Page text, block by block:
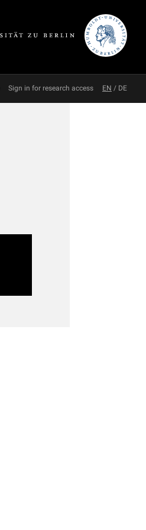
Sign in for research access EN / DE